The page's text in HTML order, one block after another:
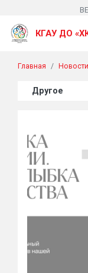
КГАУ ДО
Главная Новости
Другое